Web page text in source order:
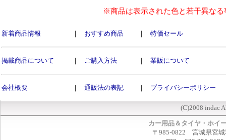
※商品は表示された色と若干異な
新着商品情報 ｜ おすすめ商品 ｜ 特価セール
掲載商品について ｜ ご購入方法 ｜ 業販について
会社概要 ｜ 通販法の表記 ｜ プライバシーポリシー
(C)2008 indac
カー用品＆タイヤ・ホイ
〒985-0822 宮城県宮城